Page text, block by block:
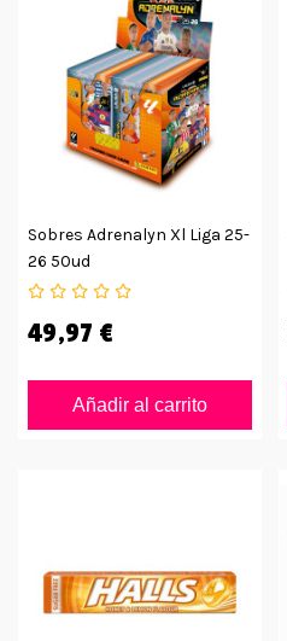
Sobres Adrenalyn Xl Liga 25-
26 50ud
49,97 €
Añadir al carrito